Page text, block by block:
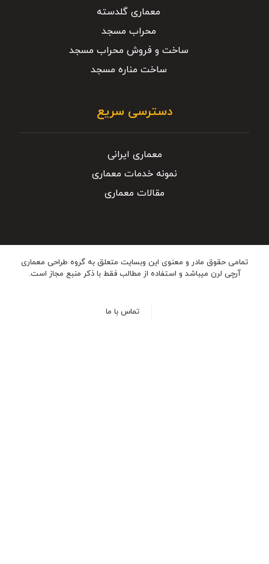
معماری گلدسته
محراب مسجد
ساخت و فروش محراب مسجد
ساخت مناره مسجد
دسترسی سریع
معماری ایرانی
نمونه خدمات معماری
مقالات معماری
تمامی حقوق مادر و معنوی این وبسایت متعلق به گروه طراحی معماری
آرچی لرن میباشد و استفاده از مطالب فقط با ذکر منبع مجاز است.
تماس با ما